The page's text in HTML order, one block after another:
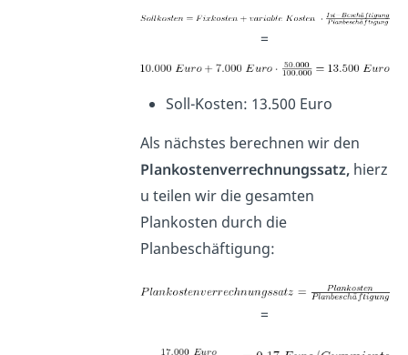
=
Soll-Kosten: 13.500 Euro
Als nächstes berechnen wir den
Plankostenverrechnungssatz,hierz
u teilen wir die gesamten
Plankosten durch die
Planbeschäftigung:
=